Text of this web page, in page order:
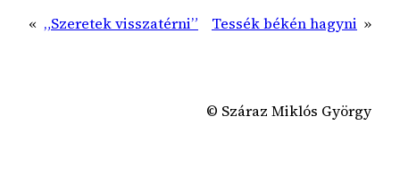
« „Szeretek visszatérni” Tessék békén hagyni »
© Száraz Miklós György